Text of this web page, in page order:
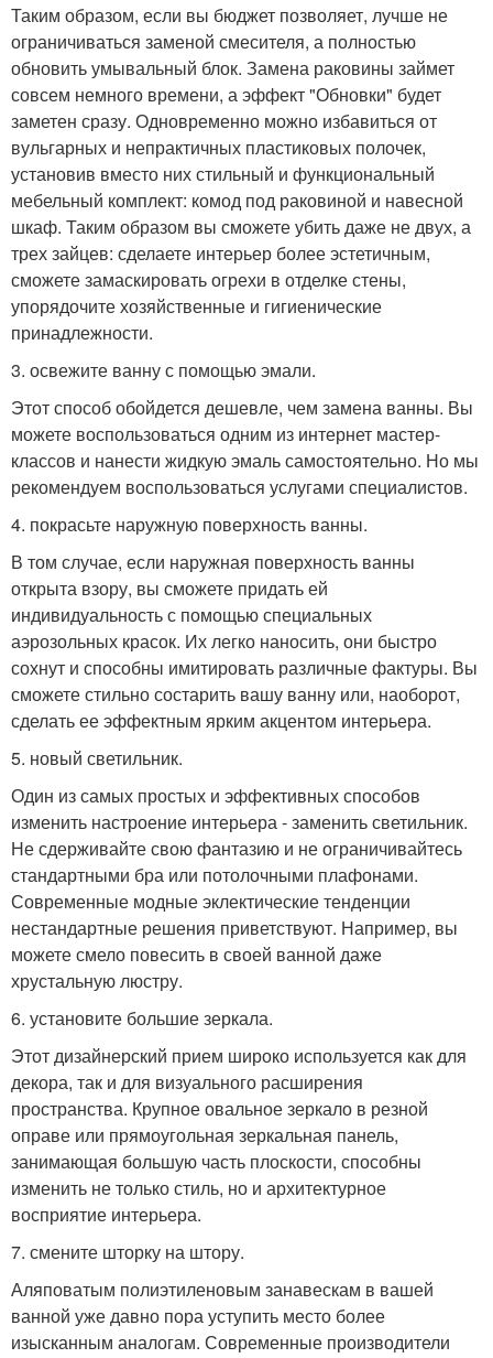
Таким образом, если вы бюджет позволяет, лучше не
ограничиваться заменой смесителя, а полностью
обновить умывальный блок. Замена раковины займет
совсем немного времени, а эффект "Обновки" будет
заметен сразу. Одновременно можно избавиться от
вульгарных и непрактичных пластиковых полочек,
установив вместо них стильный и функциональный
мебельный комплект: комод под раковиной и навесной
шкаф. Таким образом вы сможете убить даже не двух, а
трех зайцев: сделаете интерьер более эстетичным,
сможете замаскировать огрехи в отделке стены,
упорядочите хозяйственные и гигиенические
принадлежности.
3. освежите ванну с помощью эмали.
Этот способ обойдется дешевле, чем замена ванны. Вы
можете воспользоваться одним из интернет мастер-
классов и нанести жидкую эмаль самостоятельно. Но мы
рекомендуем воспользоваться услугами специалистов.
4. покрасьте наружную поверхность ванны.
В том случае, если наружная поверхность ванны
открыта взору, вы сможете придать ей
индивидуальность с помощью специальных
аэрозольных красок. Их легко наносить, они быстро
сохнут и способны имитировать различные фактуры. Вы
сможете стильно состарить вашу ванну или, наоборот,
сделать ее эффектным ярким акцентом интерьера.
5. новый светильник.
Один из самых простых и эффективных способов
изменить настроение интерьера - заменить светильник.
Не сдерживайте свою фантазию и не ограничивайтесь
стандартными бра или потолочными плафонами.
Современные модные эклектические тенденции
нестандартные решения приветствуют. Например, вы
можете смело повесить в своей ванной даже
хрустальную люстру.
6. установите большие зеркала.
Этот дизайнерский прием широко используется как для
декора, так и для визуального расширения
пространства. Крупное овальное зеркало в резной
оправе или прямоугольная зеркальная панель,
занимающая большую часть плоскости, способны
изменить не только стиль, но и архитектурное
восприятие интерьера.
7. смените шторку на штору.
Аляповатым полиэтиленовым занавескам в вашей
ванной уже давно пора уступить место более
изысканным аналогам. Современные производители